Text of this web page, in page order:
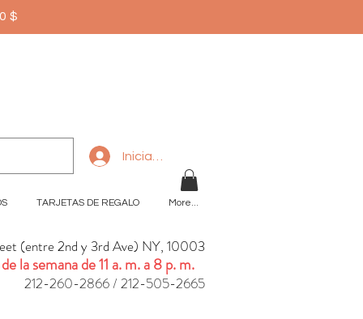
Iniciar sesión
(entre 2nd y 3rd Ave) NY, 10003
la semana de 11 a. m. a 8 p. m.
212-260-2866 / 212-505-2665
TARJETAS DE REGALO More...